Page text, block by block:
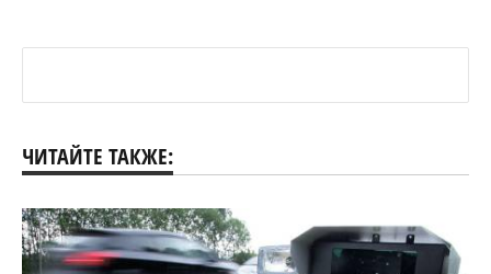
ЧИТАЙТЕ ТАКЖЕ: